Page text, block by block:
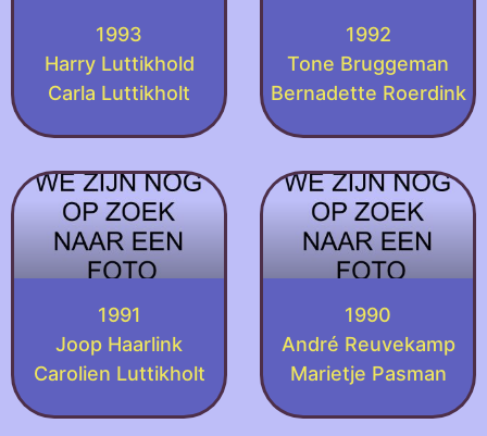
1993
Harry Luttikhold
Carla Luttikholt
1992
Tone Bruggeman
Bernadette Roerdink
1991
Joop Haarlink
Carolien Luttikholt
1990
André Reuvekamp
Marietje Pasman